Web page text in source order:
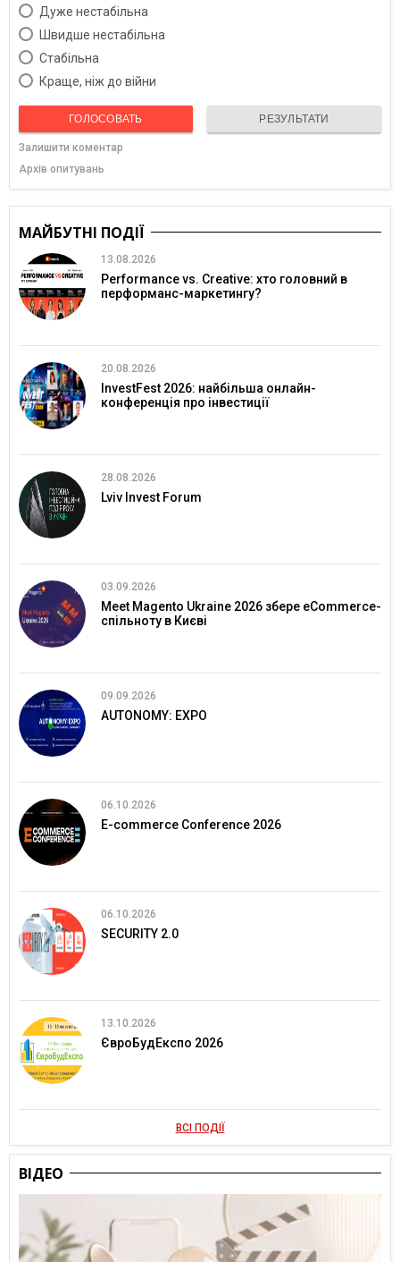
Дуже нестабільна
Швидше нестабільна
Cтабільна
Краще, ніж до війни
ГОЛОСОВАТЬ РЕЗУЛЬТАТИ
Залишити коментар
Архів опитувань
МАЙБУТНІ ПОДІЇ
13.08.2026
Performance vs. Creative: хто головний в
перформанс-маркетингу?
20.08.2026
InvestFest 2026: найбільша онлайн-
конференція про інвестиції
28.08.2026
Lviv Invest Forum
03.09.2026
Meet Magento Ukraine 2026 збере eCommerce-
спільноту в Києві
09.09.2026
AUTONOMY: EXPO
06.10.2026
E-commerce Conference 2026
06.10.2026
SECURITY 2.0
13.10.2026
ЄвроБудЕкспо 2026
ВСІ ПОДІЇ
ВІДЕО